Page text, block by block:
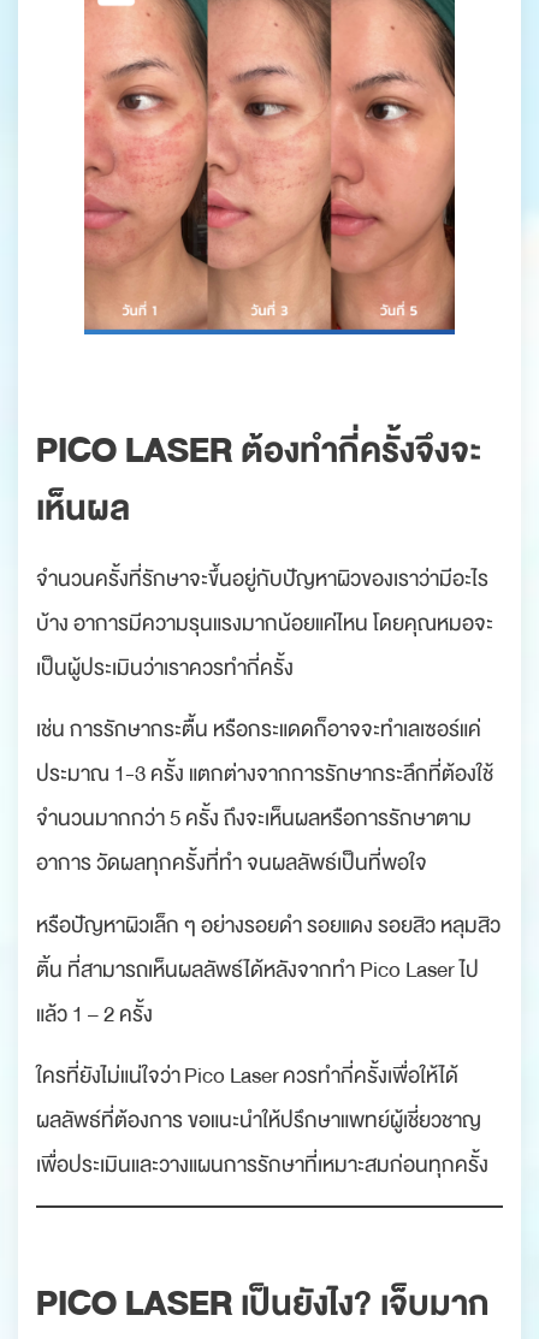
PICO LASERต้องทำกี่ครั้งจึงจะ
เห็นผล
จำนวนครั้งที่รักษาจะขึ้นอยู่กับปัญหาผิวของเราว่ามีอะไร
บ้าง อาการมีความรุนแรงมากน้อยแค่ไหน โดยคุณหมอจะ
เป็นผู้ประเมินว่าเราควรทำกี่ครั้ง
เช่น การรักษากระตื้น หรือกระแดดก็อาจจะทำเลเซอร์แค่
ประมาณ 1-3 ครั้ง แตกต่างจากการรักษากระลึกที่ต้องใช้
จำนวนมากกว่า 5 ครั้ง ถึงจะเห็นผลหรือการรักษาตาม
อาการ วัดผลทุกครั้งที่ทำ จนผลลัพธ์เป็นที่พอใจ
หรือปัญหาผิวเล็ก ๆ อย่างรอยดำ รอยแดง รอยสิว หลุมสิว
ติ้น ที่สามารถเห็นผลลัพธ์ได้หลังจากทำ Pico Laser ไป
แล้ว 1 – 2 ครั้ง
ใครที่ยังไม่แน่ใจว่า Pico Laser ควรทำกี่ครั้งเพื่อให้ได้
ผลลัพธ์ที่ต้องการ ขอแนะนำให้ปรึกษาแพทย์ผู้เชี่ยวชาญ
เพื่อประเมินและวางแผนการรักษาที่เหมาะสมก่อนทุกครั้ง
PICO LASERเป็นยังไง? เจ็บมาก